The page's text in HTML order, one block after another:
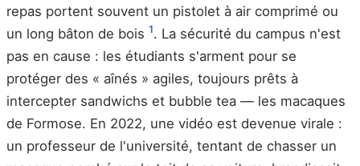
repas portent souvent un pistolet à air comprimé ou
un long bâton de bois 1. La sécurité du campus n'est
pas en cause : les étudiants s'arment pour se
protéger des « aînés » agiles, toujours prêts à
intercepter sandwichs et bubble tea — les macaques
de Formose. En 2022, une vidéo est devenue virale :
un professeur de l'université, tentant de chasser un